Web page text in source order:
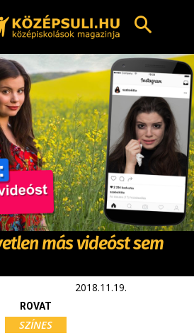
más videóst sem
2018.11.19.
ROVAT
SZÍNES